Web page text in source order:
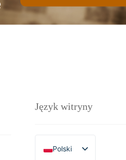
Język witryny
Polski